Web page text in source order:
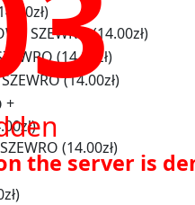
SZEWRO(14.00zł)
(14.00zł)
(14.00zł)
+
(14.00zł)
the server is